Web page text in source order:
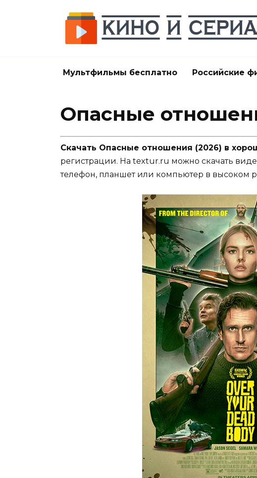
Мультфильмы бесплатно Российские
Опасные
Скачать Опасные отношения (2026) в
регистрации. На textur.ru можно скачать
телефон, планшет или компьютер в высоком